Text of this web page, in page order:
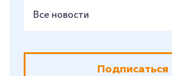
Все новости
Подписаться